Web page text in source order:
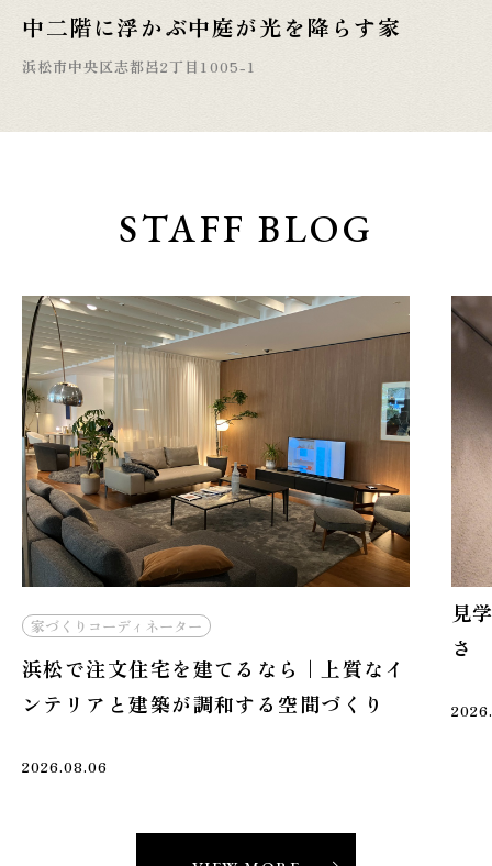
中二階に浮かぶ中庭が光を降らす家
浜松市中央区志都呂2丁目1005-1
STAFF BLOG
家づくりコーディネーター
浜松で注文住宅を建てるなら｜上質なイ
ンテリアと建築が調和する空間づくり
2026.08.06
見
さ